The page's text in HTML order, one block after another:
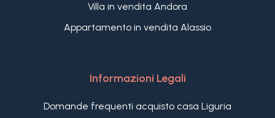
Villa in vendita Andora
Appartamento in vendita Alassio
Informazioni Legali
Domande frequenti acquisto casa Liguria